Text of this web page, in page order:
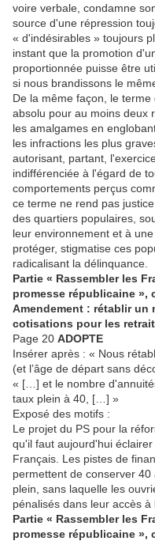
voire verbale, condamne
source d'une répression
« d'indésirables » toujours
instant que la promotion
proportionnée puisse être
si nous brandissons le
De la même façon, le
absolu pour au moins deux
les amalgames en
les infractions les plus
autorisant, partant,
indifférenciée à l'égard de
comportements perçus
ce terme ne rend pas
des quartiers populaires,
leur environnement et à
protéger, stigmatise ces
radicalisant la délinquance.
Partie « Rassembler les
promesse républicaine »,
Amendement : rétablir un
cotisations pour les
Page 20 ADOPTE
Insérer après : « Nous
(et l’âge de départ sans
« […] et le nombre
taux plein à 40, […] »
Exposé des motifs :
Le projet du PS pour la
qu'il faut aujourd'hui
Français. Les pistes de
permettent de conserver
plein, sans laquelle les
pénalisés dans leur accès à
Partie « Rassembler les
promesse républicaine »,